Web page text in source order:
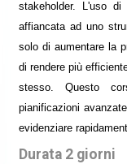
stakeholder. L'uso di
affiancata ad uno
solo di aumentare la
di rendere più
stesso. Questo
pianificazioni
evidenziare
Durata 2 giorni